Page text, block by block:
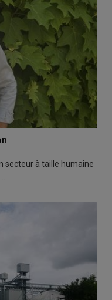
secteur à taille humaine